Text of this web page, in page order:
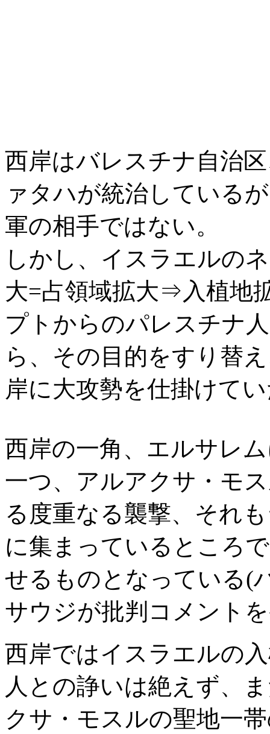
西岸はバレスチナ自治
ァタハが統治している
軍の相手ではない。
しかし、イスラエルの
大=占領域拡大⇒入植地
プトからのパレスチナ
ら、その目的をすり替
岸に大攻勢を仕掛けて
西岸の一角、エルサレ
一つ、アルアクサ・モ
る度重なる襲撃、それ
に集まっているところ
せるものとなっている(
サウジが批判コメント
西岸ではイスラエルの
人との諍いは絶えず、
クサ・モスルの聖地一